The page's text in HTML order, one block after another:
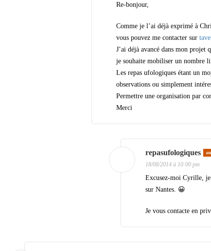
Re-bonjour,
Comme je l’ai déjà exprimé à
vous pouvez me contacter sur
J’ai déjà avancé dans mon
Les repas ufologiques étant un
observations ou simplement
Permettre une organisation par
Merci
repasufologiques
18/08/2014 à 10:00 pm
Excusez-moi Cyrille, je
sur Nantes. 😀
Je vous contacte en